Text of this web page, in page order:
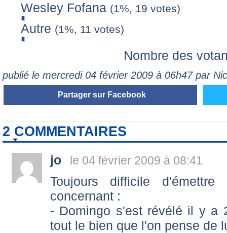
Wesley Fofana (1%, 19 votes)
Autre (1%, 11 votes)
Nombre des
publié le mercredi 04 février 2009 à 06h47 par
Partager sur Facebook
2 COMMENTAIRES
jo le 04 février 2009 à 08:41
Toujours difficile
concernant :
- Domingo s'est révélé il y a
tout le bien que l'on pense de